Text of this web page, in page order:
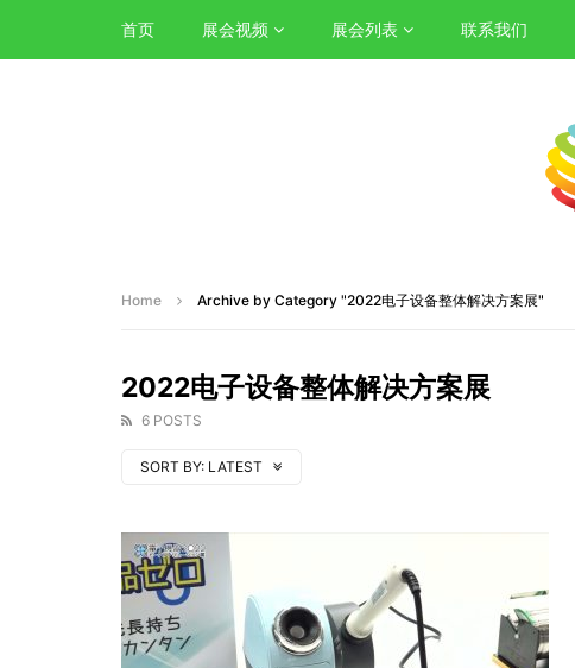
首页 展会视频 展会列表 联系我们
Home Archive by Category "2022电子设备整体解决方案展"
2022电子设备整体解决方案展
6 POSTS
SORT BY: LATEST